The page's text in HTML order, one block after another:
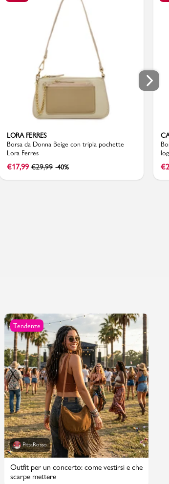
LORA FERRES
Borsa da Donna Beige con tripla pochette
Lora Ferres
€17,99 €29,99 -40% €
Tendenze
PittaRosso
Outfit per un concerto: come vestirsi e che
scarpe mettere